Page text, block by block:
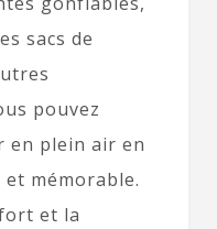
sacs de
pouvez
plein air en
mémorable.
et la